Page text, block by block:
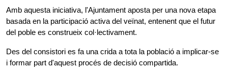
Amb aquesta iniciativa, l'Ajuntament aposta per una nova etapa
basada en la participació activa del veïnat, entenent que el futur
del poble es construeix col·lectivament.
Des del consistori es fa una crida a tota la població a implicar-se
i formar part d'aquest procés de decisió compartida.